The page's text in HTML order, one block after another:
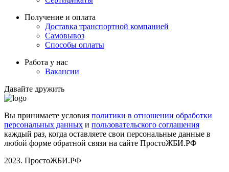
Получение и оплата
Доставка транспортной компанией
Самовывоз
Способы оплаты
Работа у нас
Вакансии
Давайте дружить
Вы принимаете условия политики в отношении обработки
персональных данных и пользовательского соглашения
каждый раз, когда оставляете свои персональные данные в
любой форме обратной связи на сайте ПростоЖБИ.РФ
2023. ПростоЖБИ.РФ